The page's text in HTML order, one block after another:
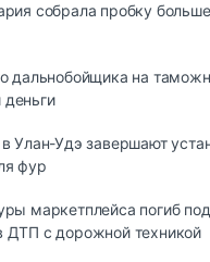
собрала пробку
дальнобойщика на
Улaн-Удэ зaвepшaют
фyp
маркетплейса погиб под
ДТП с дорожной техникой